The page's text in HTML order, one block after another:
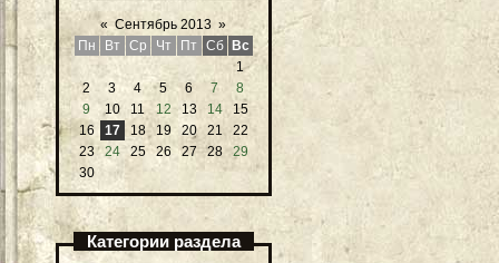
« Сентябрь 2013 »
Пн
Вт Ср Чт Пт Сб
Вс
1
2
3 4 5 6 7
8
9
10 11 12 13 14
15
16
17 18 19 20 21
22
23
24 25 26 27 28
29
30
Категории раздела